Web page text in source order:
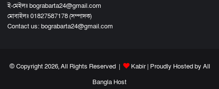
ই-মেইলঃ bograbarta24@gmail.com
মোবাইলঃ 01827587178 (সম্পাদক)
Contact us: bograbarta24@gmail.com
© Copyright 2026, All Rights Reserved | Kabir| Proudly Hosted by All
Bangla Host